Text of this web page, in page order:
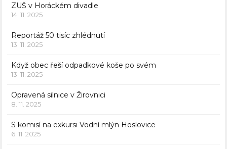
ZUŠ v Horáckém divadle
14. 11. 2025
Reportáž 50 tisíc zhlédnutí
13. 11. 2025
Když obec řeší odpadkové koše po svém
13. 11. 2025
Opravená silnice v Žirovnici
8. 11. 2025
S komisí na exkursi Vodní mlýn Hoslovice
6. 11. 2025